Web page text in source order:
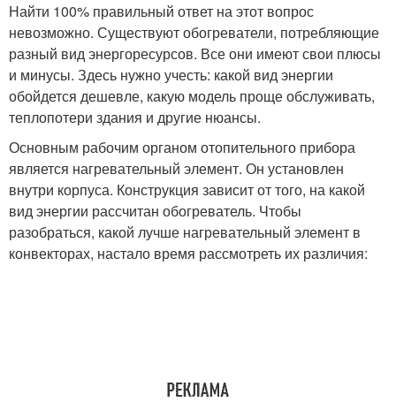
Найти 100% правильный ответ на этот вопрос
невозможно. Существуют обогреватели, потребляющие
разный вид энергоресурсов. Все они имеют свои плюсы
и минусы. Здесь нужно учесть: какой вид энергии
обойдется дешевле, какую модель проще обслуживать,
теплопотери здания и другие нюансы.
Основным рабочим органом отопительного прибора
является нагревательный элемент. Он установлен
внутри корпуса. Конструкция зависит от того, на какой
вид энергии рассчитан обогреватель. Чтобы
разобраться, какой лучше нагревательный элемент в
конвекторах, настало время рассмотреть их различия: